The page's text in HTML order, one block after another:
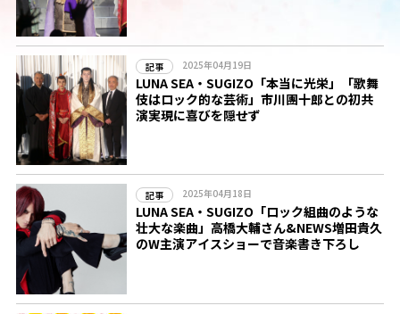
記事 2025年04月19日
LUNA SEA・SUGIZO「本当に光栄」「歌舞
伎はロック的な芸術」市川團十郎との初共
演実現に喜びを隠せず
記事 2025年04月18日
LUNA SEA・SUGIZO「ロック組曲のような
壮大な楽曲」高橋大輔さん&NEWS増田貴久
のW主演アイスショーで音楽書き下ろし